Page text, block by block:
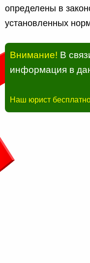
определены в
установленных
Внимание! В
информация в
Наш юрист